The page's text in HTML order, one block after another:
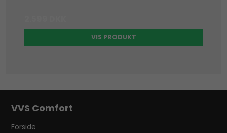
VIS PRODUKT
VVS Comfort
Forside